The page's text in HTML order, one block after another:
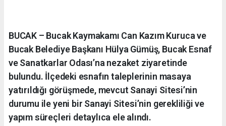
BUCAK – Bucak Kaymakamı Can Kazım Kuruca ve
Bucak Belediye Başkanı Hülya Gümüş, Bucak Esnaf
ve Sanatkarlar Odası’na nezaket ziyaretinde
bulundu. İlçedeki esnafın taleplerinin masaya
yatırıldığı görüşmede, mevcut Sanayi Sitesi’nin
durumu ile yeni bir Sanayi Sitesi’nin gerekliliği ve
yapım süreçleri detaylıca ele alındı.